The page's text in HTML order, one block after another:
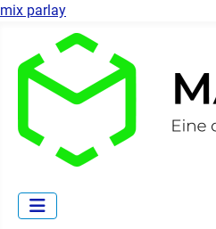
mix parlay